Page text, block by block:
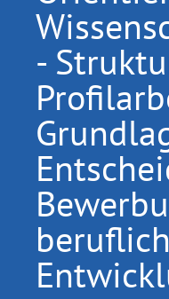
-